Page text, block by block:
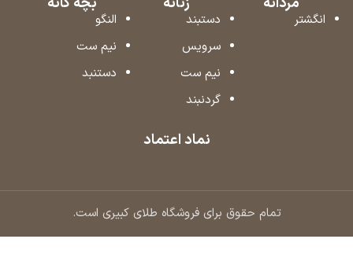
انگشتر
دستبند
سرویس
نیم ست
گردنبند
النگو
نیم ست
دستنبد
نماد اعتماد
تمام حقوق برای فروشگاه طلای کبیری است.